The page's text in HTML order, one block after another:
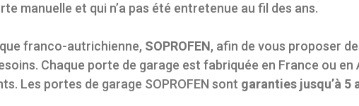
manuelle et qui n’a pas été entretenue au fil des ans.
franco-autrichienne, SOPROFEN, afin de vous proposer
Chaque porte de garage est fabriquée en France ou
Les portes de garage SOPROFEN sont garanties jusqu’à 5